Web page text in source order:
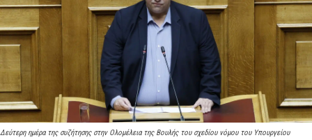
Δεύτερη ημέρα της συζήτησης στην Ολομέλεια της Βουλής του σχεδίου νόμου του Υπουργείου